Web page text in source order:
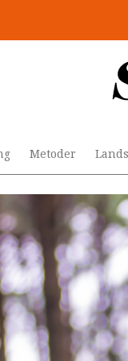
Metoder
just därför